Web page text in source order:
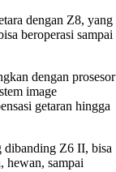
dengan Z8, yang
beroperasi sampai
dengan prosesor
image
getaran hingga
dibanding Z6 II, bisa
hewan, sampai